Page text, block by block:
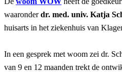
waaronderdr. med. univ. Katja
huisarts in het ziekenhuis van
In een gesprek met woom zei dr.
van 9 en 12 maanden trekt de